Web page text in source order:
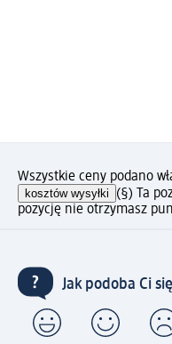
Wszystkie ceny podano
kosztów wysyłki (§) Ta
pozycję nie otrzymasz
Jak podoba Ci